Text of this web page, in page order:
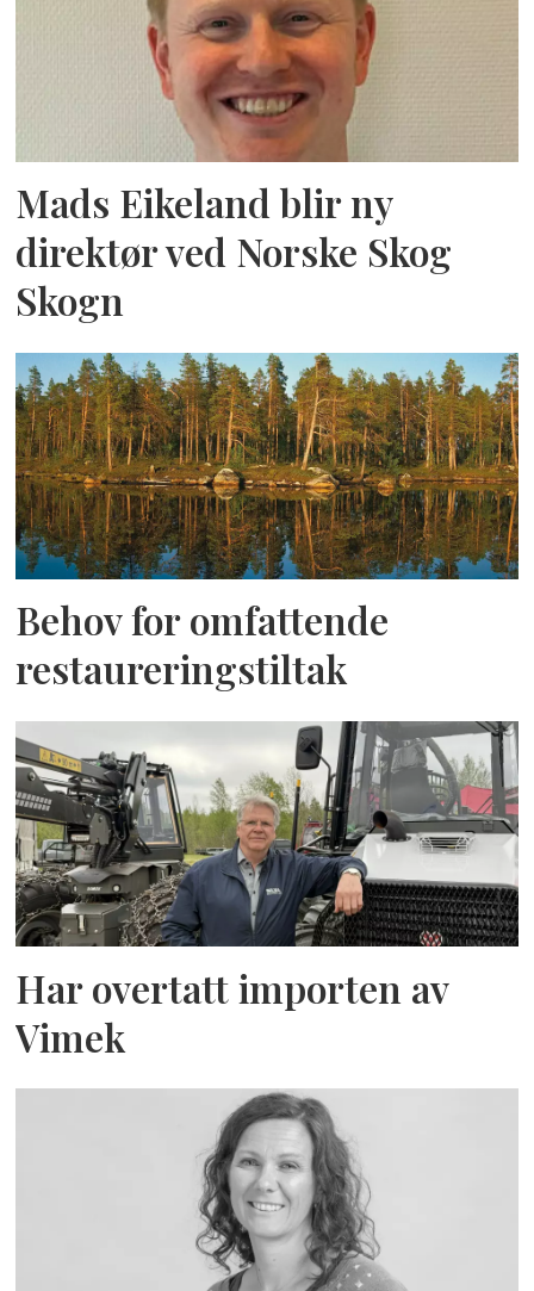
Mads Eikeland blir ny
direktør ved Norske Skog
Skogn
Behov for omfattende
restaureringstiltak
Har overtatt importen av
Vimek